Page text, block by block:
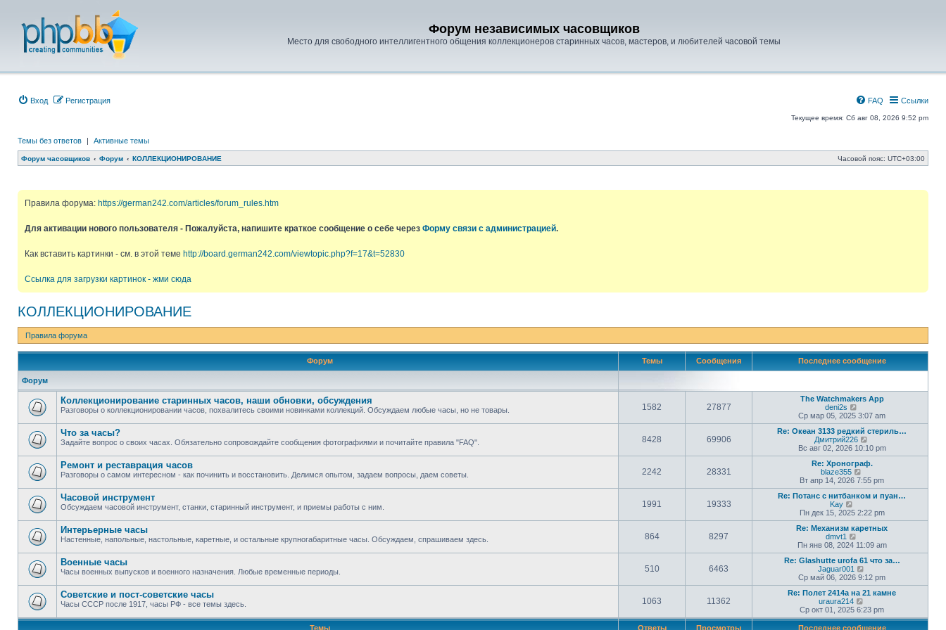
Форум независимых часовщиков
Место для свободного интеллигентного общения коллекционеров старинных часов, мастеров, и любителей часовой темы
Вход Регистрация Ссылки
FAQ
Текущее время: Сб авг 08, 2026 9:52 pm
Темы без ответов | Активные темы
Форум часовщиков Форум КОЛЛЕКЦИОНИРОВАНИЕ Часовой пояс: UTC+03:00
Правила форума: https://german242.com/articles/forum_rules.htm
Для активации нового пользователя - Пожалуйста, напишите краткое сообщение о себе через Форму связи с администрацией.
Как вставить картинки - см. в этой теме http://board.german242.com/viewtopic.php?f=17&t=52830
Ссылка для загрузки картинок - жми сюда
КОЛЛЕКЦИОНИРОВАНИЕ
Правила форума
Форум Темы Сообщения Последнее сообщение
Форум
Коллекционирование старинных часов, наши обновки, обсуждения
Разговоры о коллекционировании часов, похвалитесь своими новинками коллекций. Обсуждаем любые часы, но не товары. 1582 27877
The Watchmakers App
deni2s
е
р
е
й
т
и
к
п
о
с
л
д
е
м
у
с
о
о
б
щ
е
н
и
ю
Ср мар 05, 2025 3:07 am
Что за часы?
Задайте вопрос о своих часах. Обязательно сопровождайте сообщения фотографиями и почитайте правила "FAQ". 8428 69906
Re: Океан 3133 редкий стериль…
Дмитрий226
е
р
е
т
и
к
о
с
л
д
м
у
с
о
б
Вс авг 02, 2026 10:10 pm
Ремонт и реставрация часов
Разговоры о самом интересном - как починить и восстановить. Делимся опытом, задаем вопросы, даем советы. 2242 28331
Re: Хронограф.
blaze355
е
р
е
т
и
к
о
с
л
е
д
н
е
м
у
с
Вт апр 14, 2026 7:55 pm
Часовой инструмент
Обсуждаем часовой инструмент, станки, старинный инструмент, и приемы работы с ним. 1991 19333
Re: Потанс с нитбанком и пуан…
Kay
е
р
е
й
т
и
к
п
о
с
л
е
д
н
Пн дек 15, 2025 2:22 pm
Интерьерные часы
Настенные, напольные, настольные, каретные, и остальные крупногабаритные часы. Обсуждаем, спрашиваем здесь. 864 8297
Re: Механизм каретных
dmvt1
е
р
е
й
т
и
к
п
о
с
Пн янв 08, 2024 11:09 am
Военные часы
Часы военных выпусков и военного назначения. Любые временные периоды. 510 6463
Re: Glashutte urofa 61 что за…
Jaguar001
е
р
е
т
и
к
Ср май 06, 2026 9:12 pm
Советские и пост-советские часы
Часы СССР после 1917, часы РФ - все темы здесь. 1063 11362
Re: Полет 2414а на 21 камне
uraura214
е
р
е
Ср окт 01, 2025 6:23 pm
Темы Ответы Просмотры Последнее сообщение